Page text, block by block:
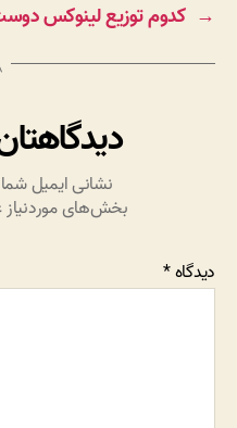
→ کدوم توزیع لینوکس
نشانی ایمیل
بخش‌های
دیدگاه*